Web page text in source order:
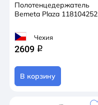
Полотенцедержатель
Bemeta Plaza 118104252
Чехия
2609 q
В корзину